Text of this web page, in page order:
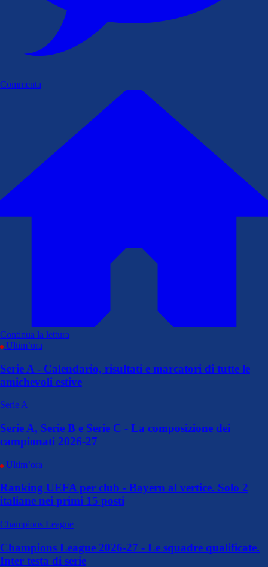
Commenta
Continua la lettura
Ultim’ora
Serie A - Calendario, risultati e marcatori di tutte le
amichevoli estive
Serie A
Serie A, Serie B e Serie C - La composizione dei
campionati 2026-27
Ultim’ora
Ranking UEFA per club - Bayern al vertice. Solo 2
italiane nei primi 15 posti
Champions League
Champions League 2026-27 - Le squadre qualificate.
Inter testa di serie